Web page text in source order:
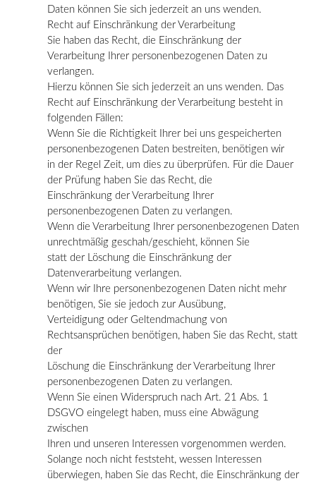
Daten können Sie sich jederzeit an uns wenden.
Recht auf Einschränkung der Verarbeitung
Sie haben das Recht, die Einschränkung der
Verarbeitung Ihrer personenbezogenen Daten zu
verlangen.
Hierzu können Sie sich jederzeit an uns wenden. Das
Recht auf Einschränkung der Verarbeitung besteht in
folgenden Fällen:
Wenn Sie die Richtigkeit Ihrer bei uns gespeicherten
personenbezogenen Daten bestreiten, benötigen wir
in der Regel Zeit, um dies zu überprüfen. Für die Dauer
der Prüfung haben Sie das Recht, die
Einschränkung der Verarbeitung Ihrer
personenbezogenen Daten zu verlangen.
Wenn die Verarbeitung Ihrer personenbezogenen Daten
unrechtmäßig geschah/geschieht, können Sie
statt der Löschung die Einschränkung der
Datenverarbeitung verlangen.
Wenn wir Ihre personenbezogenen Daten nicht mehr
benötigen, Sie sie jedoch zur Ausübung,
Verteidigung oder Geltendmachung von
Rechtsansprüchen benötigen, haben Sie das Recht, statt
der
Löschung die Einschränkung der Verarbeitung Ihrer
personenbezogenen Daten zu verlangen.
Wenn Sie einen Widerspruch nach Art. 21 Abs. 1
DSGVO eingelegt haben, muss eine Abwägung
zwischen
Ihren und unseren Interessen vorgenommen werden.
Solange noch nicht feststeht, wessen Interessen
überwiegen, haben Sie das Recht, die Einschränkung der